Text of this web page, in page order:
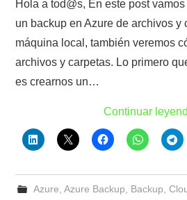
Hola a tod@s, En este post
un backup en Azure de archivos y
máquina local, también veremos
archivos y carpetas. Lo primero
es crearnos un…
Continuar
Azure Azure Backup Backup